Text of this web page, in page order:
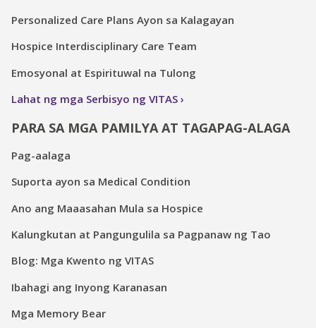
Personalized Care Plans Ayon sa Kalagayan
Hospice Interdisciplinary Care Team
Emosyonal at Espirituwal na Tulong
Lahat ng mga Serbisyo ng VITAS
PARA SA MGA PAMILYA AT TAGAPAG-ALAGA
Pag-aalaga
Suporta ayon sa Medical Condition
Ano ang Maaasahan Mula sa Hospice
Kalungkutan at Pangungulila sa Pagpanaw ng Tao
Blog: Mga Kwento ng VITAS
Ibahagi ang Inyong Karanasan
Mga Memory Bear